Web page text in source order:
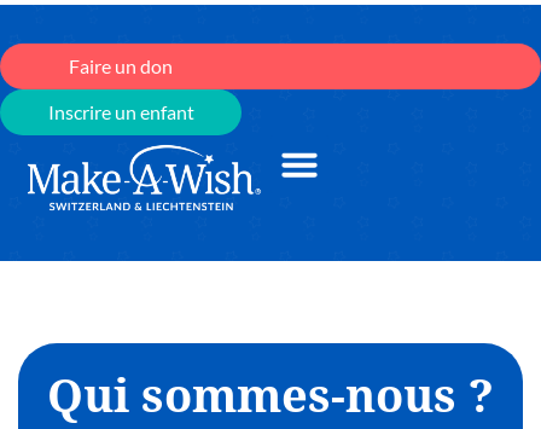
Faire un don
Inscrire un enfant
Qui sommes-nous ?